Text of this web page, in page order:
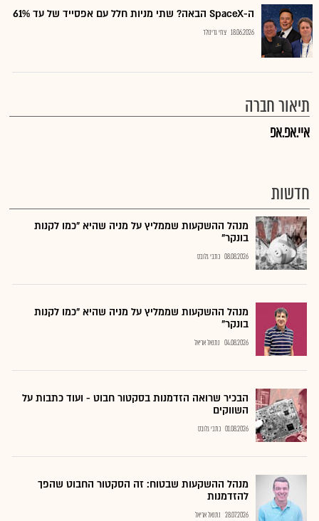
ה-SpaceX הבאה? שתי מניות חלל עם אפסייד של עד 61%
18.06.2026 צחי גרינולד
תיאור חברה
איי.אפ.אפ
חדשות
מנהל ההשקעות שממליץ על מניה שהיא "כמו לקנות
בונקר"
08.08.2026 כתבי גלובס
מנהל ההשקעות שממליץ על מניה שהיא "כמו לקנות
בונקר"
04.08.2026 נתנאל אריאל
הבכיר שרואה הזדמנות בסקטור חבוט - ועוד כתבות על
השווקים
01.08.2026 כתבי גלובס
מנהל ההשקעות שבטוח: זה הסקטור החבוט שהפך
להזדמנות
28.07.2026 נתנאל אריאל